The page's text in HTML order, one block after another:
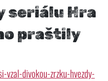
seriálu Hra
praštily
divokou-zrzku-hvezdy-